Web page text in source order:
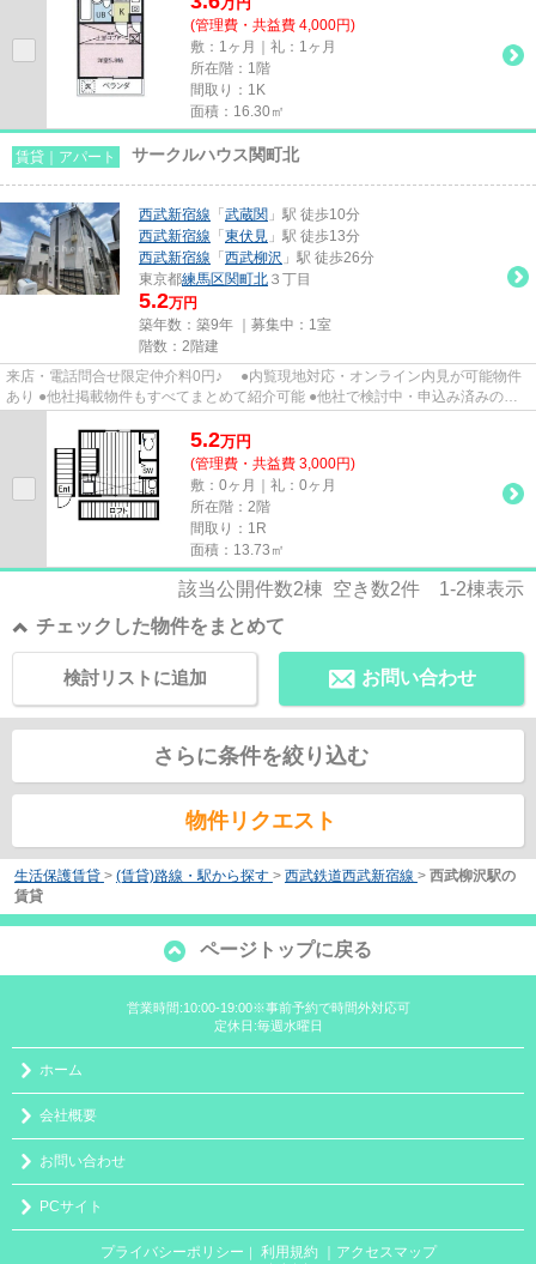
(管理費・共益費 4,000円)
敷：1ヶ月｜礼：1ヶ月
所在階：1階
間取り：1K
面積：16.30㎡
賃貸｜アパート サークルハウス関町北
西武新宿線 「 武蔵関 」駅 徒歩10分
西武新宿線 「 東伏見 」駅 徒歩13分
西武新宿線 「 西武柳沢 」駅 徒歩26分
東京都練馬区関町北 ３丁目
5.2万円
築年数：築9年 ｜募集中： 1室
階数：2階建
来店・電話問合せ限定仲介料0円♪ ●内覧現地対応・オンライン内見が可能物件
あり ●他社掲載物件もすべてまとめて紹介可能 ●他社で検討中・申込み済みのお
5.2万円
(管理費・共益費 3,000円)
敷：0ヶ月｜礼：0ヶ月
所在階：2階
間取り：1R
面積：13.73㎡
該当公開件数2棟 空き数2件 1-2棟表示
チェックした物件をまとめて
お問い合わせ
検討リストに追加
さらに条件を絞り込む
物件リクエスト
生活保護賃貸 > (賃貸)路線・駅から探す > 西武鉄道西武新宿線 > 西武柳沢駅の
賃貸
ページトップに戻る
営業時間:10:00-19:00※事前予約で時間外対応可
定休日:毎週水曜日
ホーム
会社概要
お問い合わせ
PCサイト
プライバシーポリシー ｜ 利用規約 ｜アクセスマップ